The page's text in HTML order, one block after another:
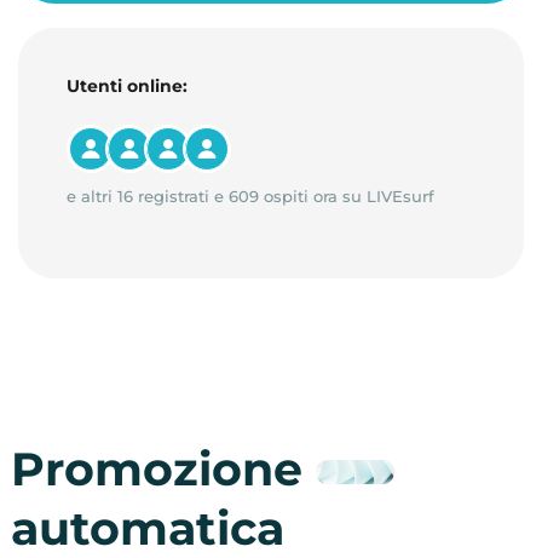
Utenti online:
e altri 16 registrati e 609 ospiti ora su LIVEsurf
Promozione
automatica